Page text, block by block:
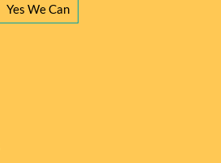
Yes We Can